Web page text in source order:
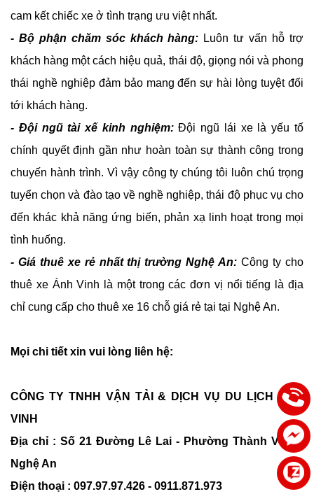
cam kết chiếc xe ở tình trạng ưu việt nhất.
- Bộ phận chăm sóc khách hàng: Luôn tư vấn hỗ trợ
khách hàng một cách hiệu quả, thái độ, giọng nói và phong
thái nghề nghiệp đảm bảo mang đến sự hài lòng tuyệt đối
tới khách hàng.
- Đội ngũ tài xế kinh nghiệm:Đội ngũ lái xe là yếu tố
chính quyết định gần như hoàn toàn sự thành công trong
chuyến hành trình. Vì vậy công ty chúng tôi luôn chú trọng
tuyển chọn và đào tạo về nghề nghiệp, thái độ phục vụ cho
đến khác khả năng ứng biến, phản xạ linh hoạt trong mọi
tình huống.
- Giá thuê xe rẻ nhất thị trường Nghệ An: Công ty cho
thuê xe Ánh Vinh là một trong các đơn vị nổi tiếng là địa
chỉ cung cấp cho thuê xe 16 chỗ giá rẻ tại tại Nghệ An.
Mọi chi tiết xin vui lòng liên hệ:
CÔNG TY TNHH VẬN TẢI & DỊCH VỤ DU LỊCH ÁNH
VINH
Địa chỉ : Số 21 Đường Lê Lai - Phường Thành Vinh -
Nghệ An
Điện thoại : 097.97.97.426 - 0911.871.973